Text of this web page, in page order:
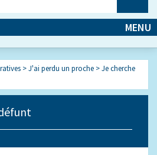
MENU
>J'ai perdu un proche >Je cherche